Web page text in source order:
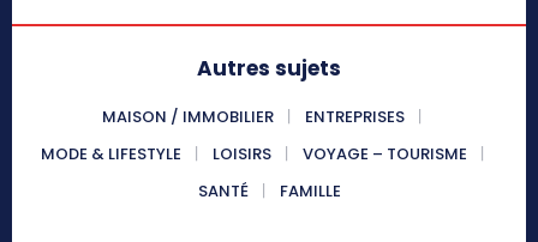
Autres sujets
MAISON / IMMOBILIER
ENTREPRISES
MODE & LIFESTYLE
LOISIRS
VOYAGE – TOURISME
SANTÉ
FAMILLE